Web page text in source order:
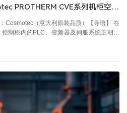
【工业级散热首选】Cosmotec PROTHERM CVE系列机柜空调：为精密设备构筑恒温堡垒
（意大利原装品质）【导语】 在
制柜内的PLC、变频器及伺服系统正朝着
PROTHERM CVE室内侧装式